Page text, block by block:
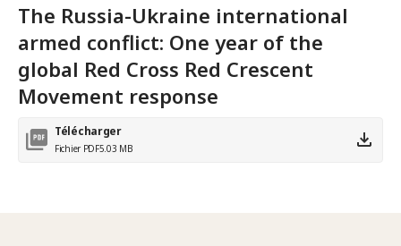
The Russia-Ukraine international
armed conflict: One year of the
global Red Cross Red Crescent
Movement response
Télécharger
Fichier PDF5.03 MB